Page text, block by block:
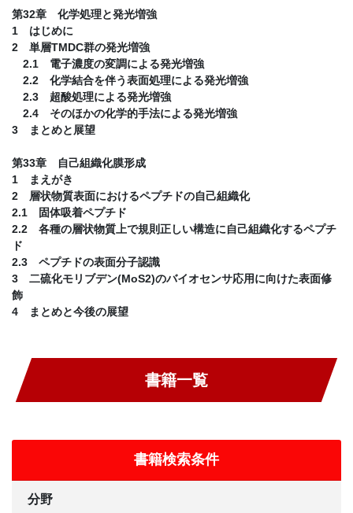
第32章 化学処理と発光増強
1 はじめに
2 単層TMDC群の発光増強
2.1 電子濃度の変調による発光増強
2.2 化学結合を伴う表面処理による発光増強
2.3 超酸処理による発光増強
2.4 そのほかの化学的手法による発光増強
3 まとめと展望
第33章 自己組織化膜形成
1 まえがき
2 層状物質表面におけるペプチドの自己組織化
2.1 固体吸着ペプチド
2.2 各種の層状物質上で規則正しい構造に自己組織化するペプチ
ド
2.3 ペプチドの表面分子認識
3 二硫化モリブデン(MoS2)のバイオセンサ応用に向けた表面修
飾
4 まとめと今後の展望
書籍一覧
書籍検索条件
分野